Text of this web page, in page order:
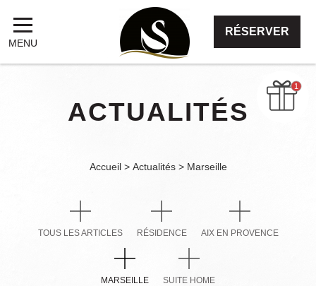
RÉSERVER
MENU
ACTUALITÉS
Accueil Actualités Marseille
TOUS LES ARTICLES RÉSIDENCE AIX EN PROVENCE
MARSEILLE SUITE HOME